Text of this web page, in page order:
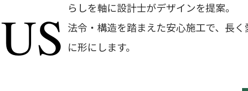
らしを軸に設計士がデザインを提案。
法令・構造を踏まえた安心施工で、長
に形にします。